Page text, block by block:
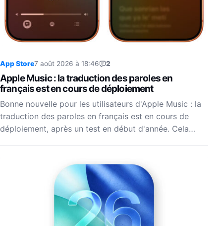
App Store7 août 2026 à 18:46 2
Apple Music : la traduction des paroles en
français est en cours de déploiement
Bonne nouvelle pour les utilisateurs d'Apple Music : la
traduction des paroles en français est en cours de
déploiement, après un test en début d'année. Cela…